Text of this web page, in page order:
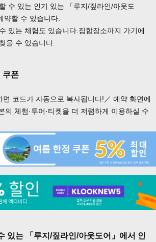
수 있는 인기 있는 「루지/짚라인/아웃도
약할 수 있습니다.
있는 체험도 있습니다.집합장소까지 가기에
을 수 있습니다.
쿠폰
면 코드가 자동으로 복사됩니다!／ 예약 화면에
의 체험·투어·티켓을 더 저렴하게 이용하실 수
있는 「루지/짚라인/아웃도어」에서 인